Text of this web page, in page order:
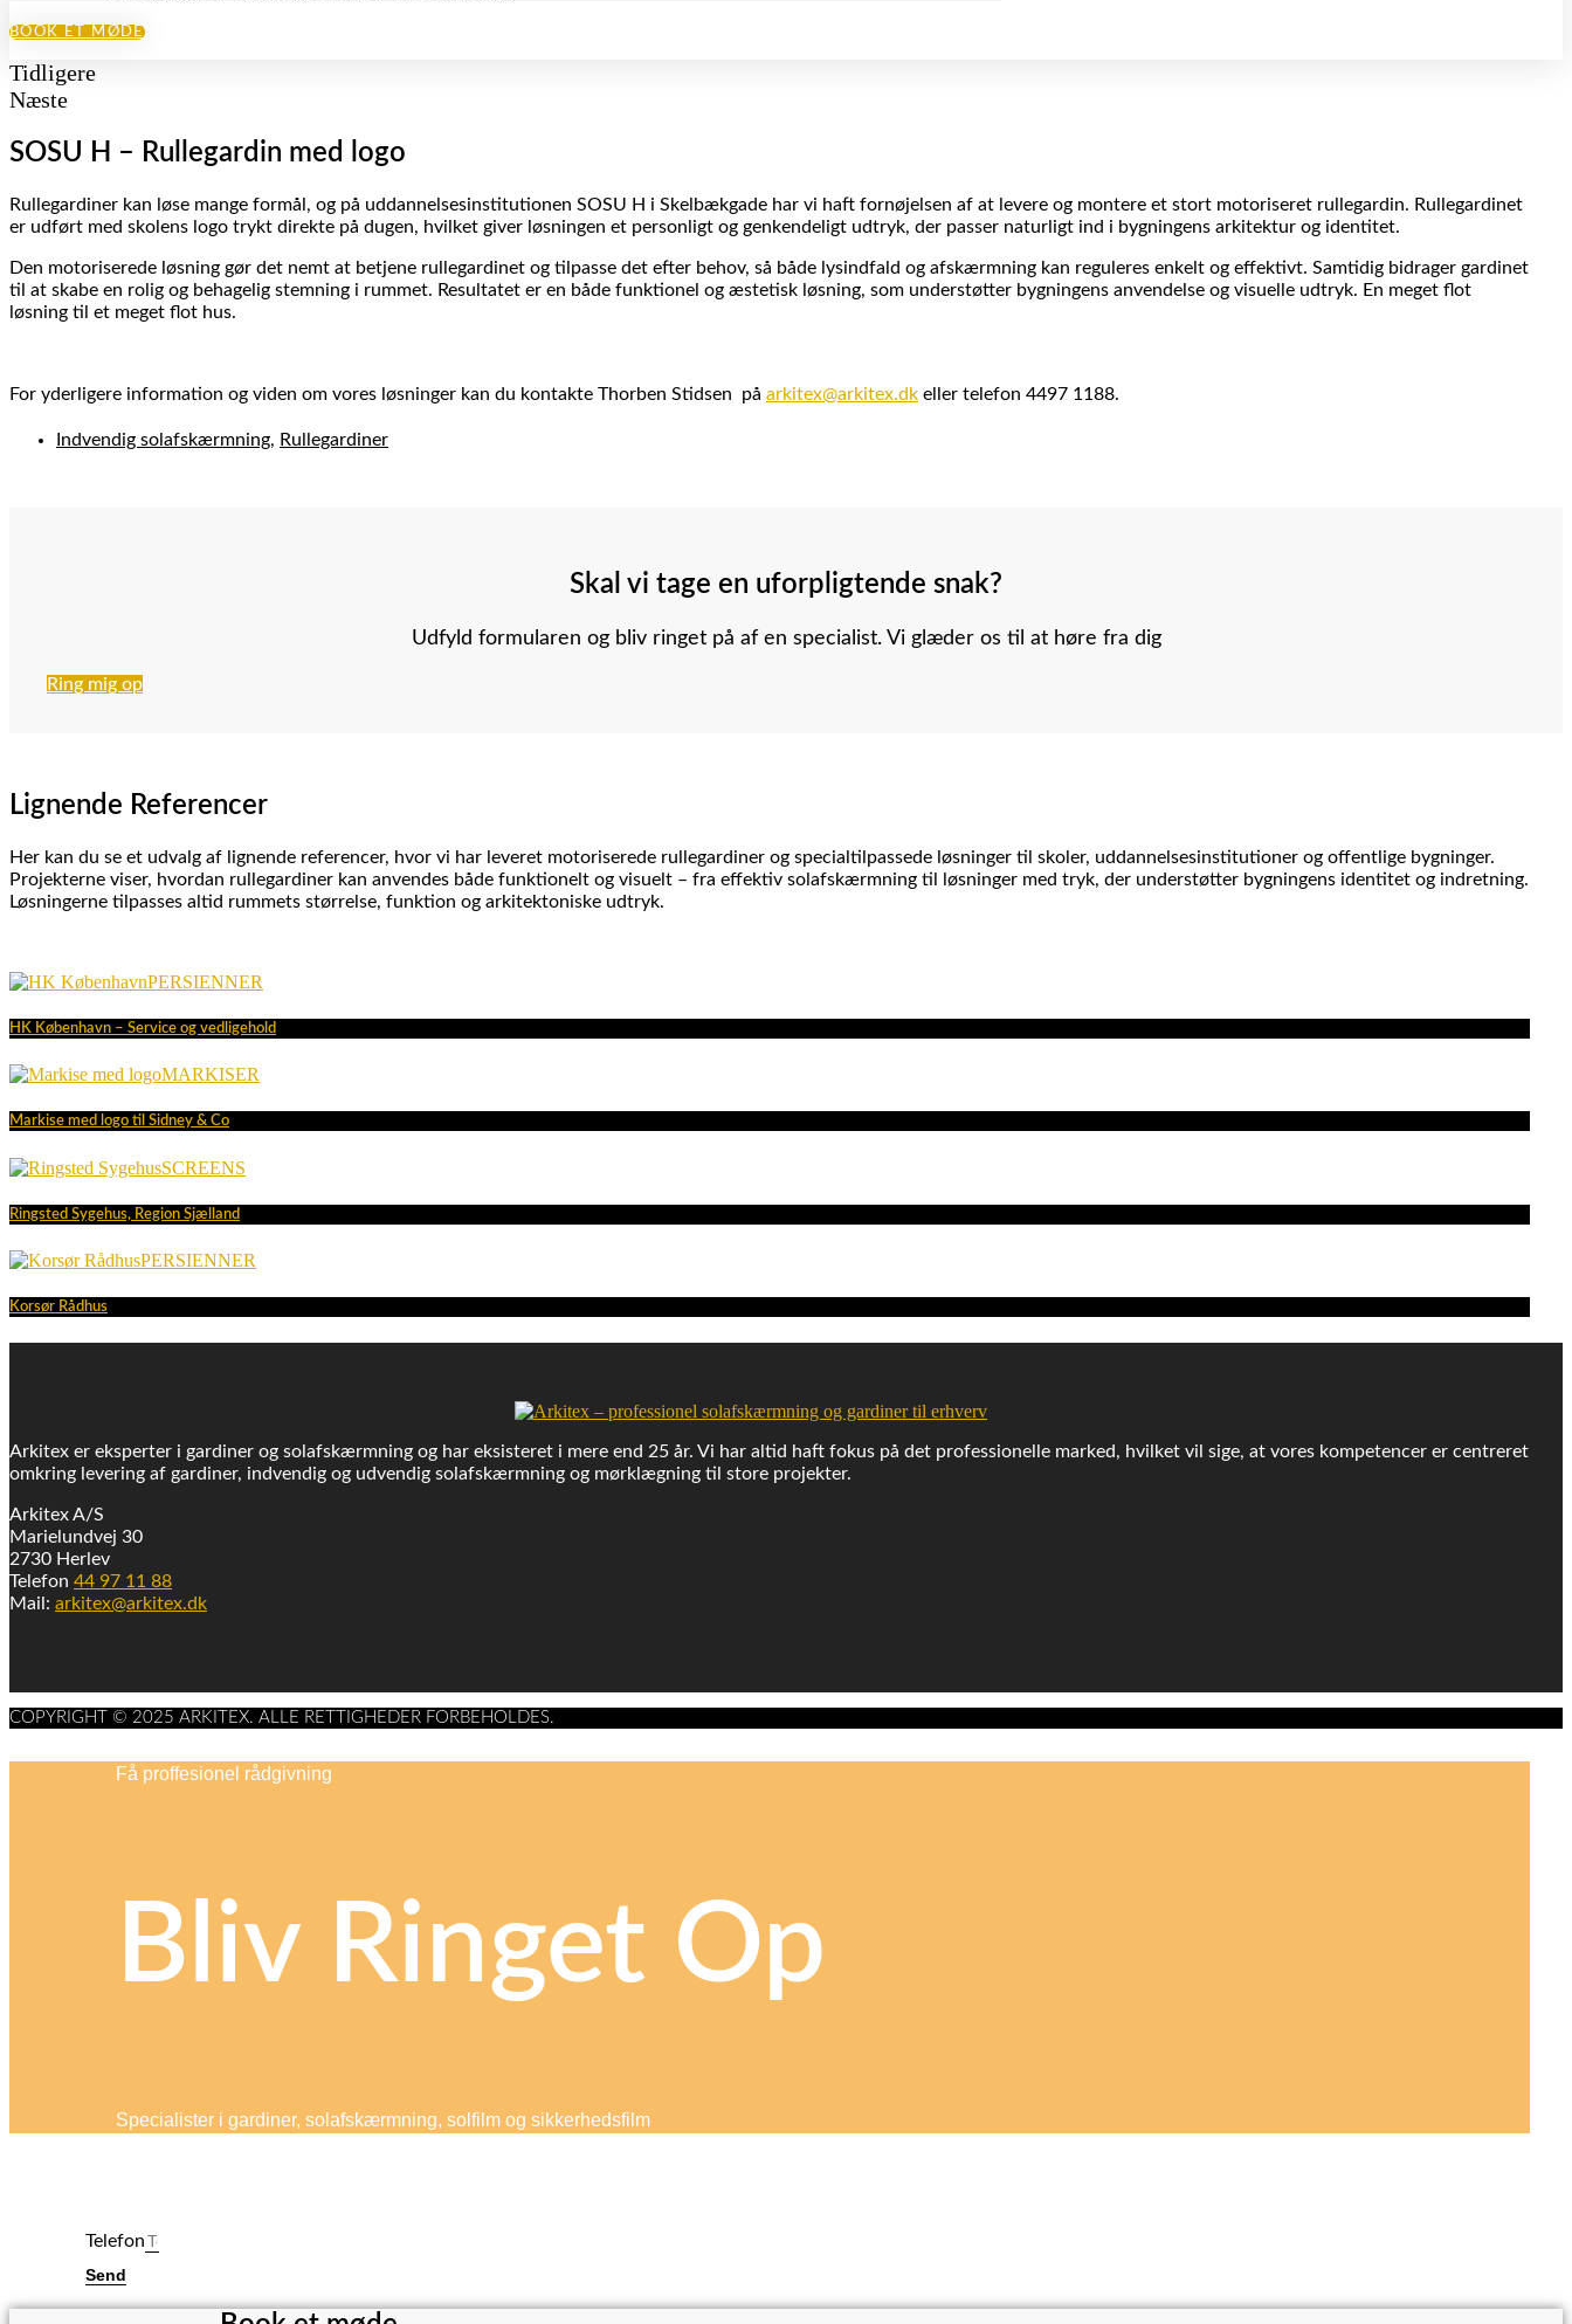
BOOK ET MØDE
Tidligere
Næste
SOSU H – Rullegardin med logo
Rullegardiner kan løse mange formål, og på uddannelsesinstitutionen SOSU H i Skelbækgade har vi haft fornøjelsen af at levere og montere et stort motoriseret rullegardin. Rullegardinet
er udført med skolens logo trykt direkte på dugen, hvilket giver løsningen et personligt og genkendeligt udtryk, der passer naturligt ind i bygningens arkitektur og identitet.
Den motoriserede løsning gør det nemt at betjene rullegardinet og tilpasse det efter behov, så både lysindfald og afskærmning kan reguleres enkelt og effektivt. Samtidig bidrager gardinet
til at skabe en rolig og behagelig stemning i rummet. Resultatet er en både funktionel og æstetisk løsning, som understøtter bygningens anvendelse og visuelle udtryk. En meget flot
løsning til et meget flot hus.
For yderligere information og viden om vores løsninger kan du kontakte Thorben Stidsen på arkitex@arkitex.dk eller telefon 4497 1188.
Indvendig solafskærmning, Rullegardiner
Skal vi tage en uforpligtende snak?
Udfyld formularen og bliv ringet på af en specialist. Vi glæder os til at høre fra dig
Ring mig op
Lignende Referencer
Her kan du se et udvalg af lignende referencer, hvor vi har leveret motoriserede rullegardiner og specialtilpassede løsninger til skoler, uddannelsesinstitutioner og offentlige bygninger.
Projekterne viser, hvordan rullegardiner kan anvendes både funktionelt og visuelt – fra effektiv solafskærmning til løsninger med tryk, der understøtter bygningens identitet og indretning.
Løsningerne tilpasses altid rummets størrelse, funktion og arkitektoniske udtryk.
PERSIENNER
HK København – Service og vedligehold
MARKISER
Markise med logo til Sidney & Co
SCREENS
Ringsted Sygehus, Region Sjælland
PERSIENNER
Korsør Rådhus
Arkitex er eksperter i gardiner og solafskærmning og har eksisteret i mere end 25 år. Vi har altid haft fokus på det professionelle marked, hvilket vil sige, at vores kompetencer er centreret
omkring levering af gardiner, indvendig og udvendig solafskærmning og mørklægning til store projekter.
Arkitex A/S
Marielundvej 30
2730 Herlev
Telefon 44 97 11 88
Mail: arkitex@arkitex.dk
COPYRIGHT © 2025 ARKITEX. ALLE RETTIGHEDER FORBEHOLDES.
Få proffesionel rådgivning
Bliv Ringet Op
Specialister i gardiner, solafskærmning, solfilm og sikkerhedsfilm
Telefon
Send